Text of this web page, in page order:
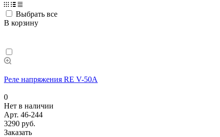
Выбрать все
В корзину
Реле напряжения RE V-50A
0
Нет в наличии
Арт. 46-244
3290 руб.
Заказать